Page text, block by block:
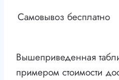
Самовывоз бесплатно
Вышеприведенная
примером стоимости